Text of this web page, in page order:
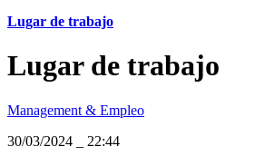
Lugar de trabajo
Lugar de trabajo
Management & Empleo
30/03/2024
22:44